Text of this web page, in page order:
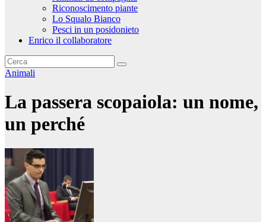
Riconoscimento piante
Lo Squalo Bianco
Pesci in un posidonieto
Enrico il collaboratore
Animali
La passera scopaiola: un nome,
un perché